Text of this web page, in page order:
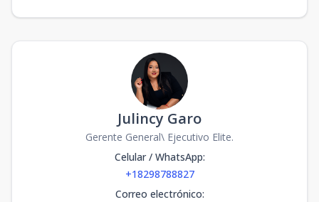
Julincy Garo
Gerente General\ Ejecutivo Elite.
Celular / WhatsApp:
+18298788827
Correo electrónico: